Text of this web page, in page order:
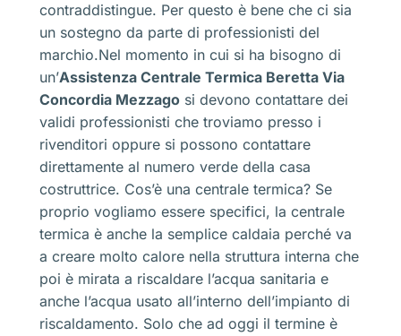
contraddistingue. Per questo è bene che ci sia
un sostegno da parte di professionisti del
marchio.Nel momento in cui si ha bisogno di
un’Assistenza Centrale Termica Beretta Via
Concordia Mezzago si devono contattare dei
validi professionisti che troviamo presso i
rivenditori oppure si possono contattare
direttamente al numero verde della casa
costruttrice. Cos’è una centrale termica? Se
proprio vogliamo essere specifici, la centrale
termica è anche la semplice caldaia perché va
a creare molto calore nella struttura interna che
poi è mirata a riscaldare l’acqua sanitaria e
anche l’acqua usato all’interno dell’impianto di
riscaldamento. Solo che ad oggi il termine è